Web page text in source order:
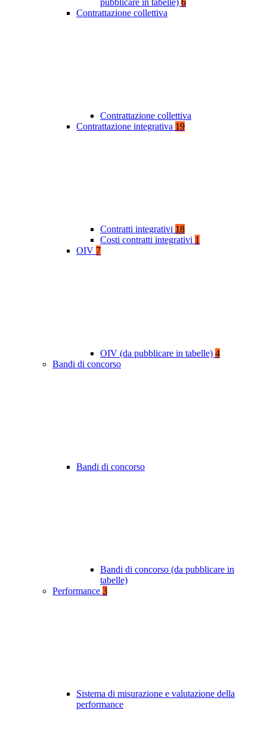
pubblicare in tabelle) 6
Contrattazione collettiva
Contrattazione collettiva
Contrattazione integrativa 19
Contratti integrativi 18
Costi contratti integrativi 1
OIV 7
OIV (da pubblicare in tabelle) 4
Bandi di concorso
Bandi di concorso
Bandi di concorso (da pubblicare in
tabelle)
Performance 3
Sistema di misurazione e valutazione della
performance